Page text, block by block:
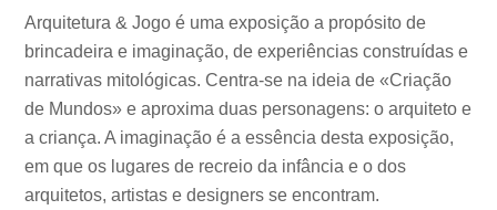
Arquitetura & Jogo é uma exposição a propósito de
brincadeira e imaginação, de experiências construídas e
narrativas mitológicas. Centra-se na ideia de «Criação
de Mundos» e aproxima duas personagens: o arquiteto e
a criança. A imaginação é a essência desta exposição,
em que os lugares de recreio da infância e o dos
arquitetos, artistas e designers se encontram.